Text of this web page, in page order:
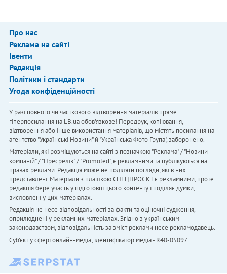
Про нас
Реклама на сайті
Івенти
Редакція
Політики і стандарти
Угода конфіденційності
У разі повного чи часткового відтворення матеріалів пряме
гіперпосилання на LB.ua обов'язкове! Передрук, копіювання,
відтворення або інше використання матеріалів, що містять посилання на
агентство "Українськi Новини" й "Українська Фото Група", заборонено.
Матеріали, які розміщуються на сайті з позначкою "Реклама" / "Новини
компаній" / "Пресреліз" / "Promoted", є рекламними та публікуються на
правах реклами. Редакція може не поділяти погляди, які в них
представлені. Матеріали з плашкою СПЕЦПРОЄКТ є рекламними, проте
редакція бере участь у підготовці цього контенту і поділяє думки,
висловлені у цих матеріалах.
Редакція не несе відповідальності за факти та оціночні судження,
оприлюднені у рекламних матеріалах. Згідно з українським
законодавством, відповідальність за зміст реклами несе рекламодавець.
Cуб'єкт у сфері онлайн-медіа; ідентифікатор медіа - R40-05097